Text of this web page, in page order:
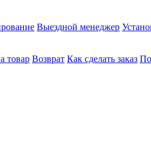
Выездной менеджер
товар Возврат Как сделать заказ